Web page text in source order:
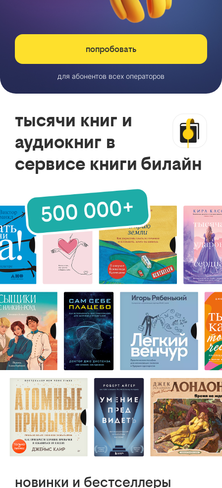
попробовать
для абонентов всех операторов
тысячи книг и
аудиокниг в
сервисе книги билайн
новинки и бестселлеры